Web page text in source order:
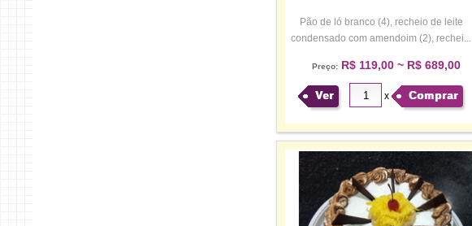
Pão de ló branco (4), recheio de leite
condensado com amendoim (2), rechei...
Preço:R$ 119,00 ~ R$ 689,00
Ver x Comprar